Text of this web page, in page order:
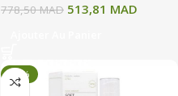
778,50MAD 513,81 MAD
-34%